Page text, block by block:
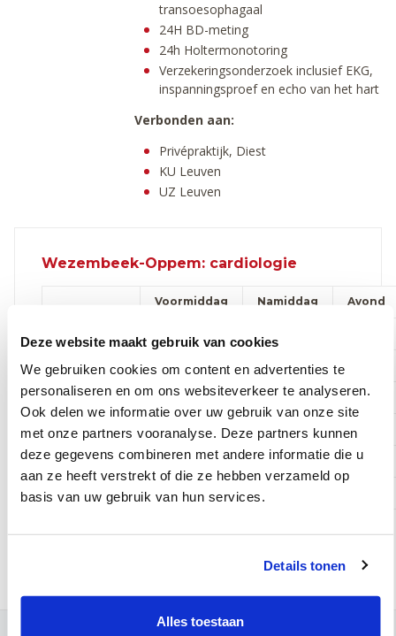
Deze website maakt gebruik van cookies
We gebruiken cookies om content en advertenties te
personaliseren en om ons websiteverkeer te analyseren.
Ook delen we informatie over uw gebruik van onze site
met onze partners vooranalyse. Deze partners kunnen
deze gegevens combineren met andere informatie die u
aan ze heeft verstrekt of die ze hebben verzameld op
basis van uw gebruik van hun services.
Details tonen
Alles toestaan
transoesophagaal
24H BD-meting
24h Holtermonotoring
Verzekeringsonderzoek inclusief EKG,
inspanningsproef en echo van het hart
Verbonden aan:
Privépraktijk, Diest
KU Leuven
UZ Leuven
Wezembeek-Oppem: cardiologie
Voormiddag Namiddag Avond
Dinsdag
Woensdag
Donderdag
Vrijdag
Zaterdag
Online afspraak maken